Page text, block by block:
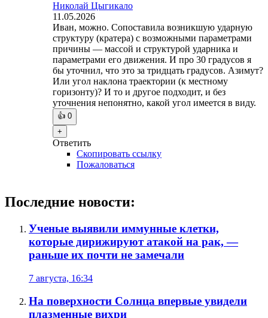
Николай Цыгикало
11.05.2026
Иван, можно. Сопоставила возникшую ударную
структуру (кратера) с возможными параметрами
причины — массой и структурой ударника и
параметрами его движения. И про 30 градусов я
бы уточнил, что это за тридцать градусов. Азимут?
Или угол наклона траектории (к местному
горизонту)? И то и другое подходит, и без
уточнения непонятно, какой угол имеется в виду.
👍 0
+
Ответить
Скопировать ссылку
Пожаловаться
Последние новости:
Ученые выявили иммунные клетки,
которые дирижируют атакой на рак, —
раньше их почти не замечали
7 августа, 16:34
На поверхности Солнца впервые увидели
плазменные вихри